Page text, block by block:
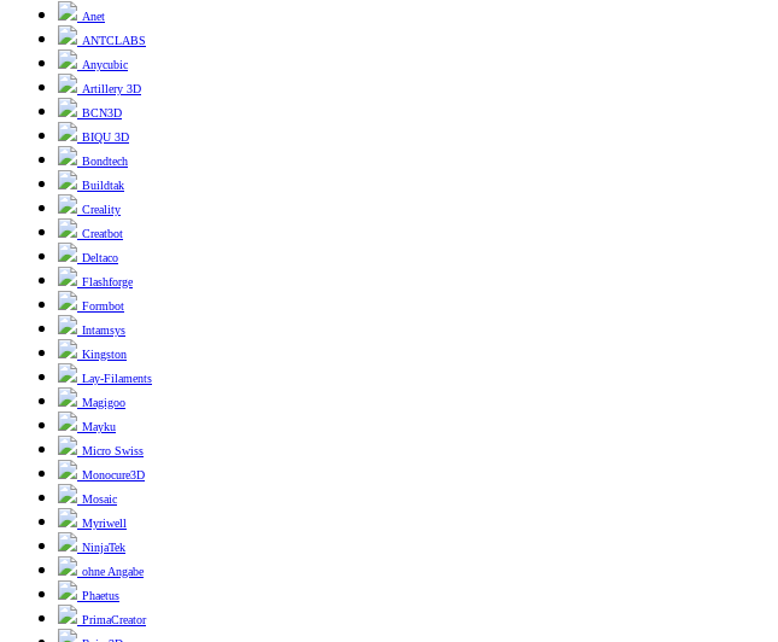
Anet
ANTCLABS
Anycubic
Artillery 3D
BCN3D
BIQU 3D
Bondtech
Buildtak
Creality
Creatbot
Deltaco
Flashforge
Formbot
Intamsys
Kingston
Lay-Filaments
Magigoo
Mayku
Micro Swiss
Monocure3D
Mosaic
Myriwell
NinjaTek
ohne Angabe
Phaetus
PrimaCreator